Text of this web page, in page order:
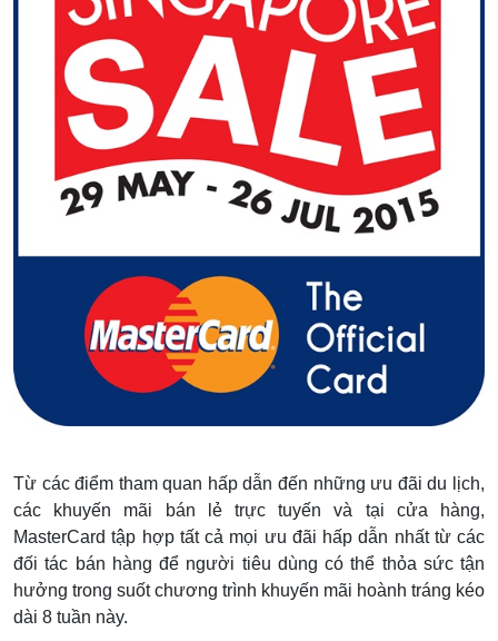
Từ các điểm tham quan hấp dẫn đến những ưu đãi du lịch,
các khuyến mãi bán lẻ trực tuyến và tại cửa hàng,
MasterCard tập hợp tất cả mọi ưu đãi hấp dẫn nhất từ các
đối tác bán hàng để người tiêu dùng có thể thỏa sức tận
hưởng trong suốt chương trình khuyến mãi hoành tráng kéo
dài 8 tuần này.